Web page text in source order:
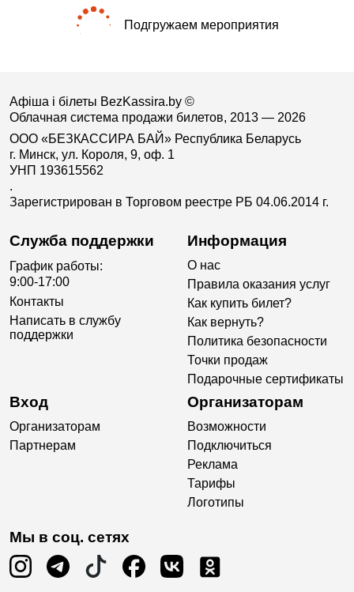
Подгружаем мероприятия
Афіша і білеты BezKassira.by ©
Облачная система продажи билетов, 2013 — 2026
ООО «БЕЗКАССИРА БАЙ» Республика Беларусь
г. Минск, ул. Короля, 9, оф. 1
УНП 193615562
.
Зарегистрирован в Торговом реестре РБ 04.06.2014 г.
Служба поддержки
График работы:
9:00-17:00
Контакты
Написать в службу
поддержки
Информация
О нас
Правила оказания услуг
Как купить билет?
Как вернуть?
Политика безопасности
Точки продаж
Подарочные сертификаты
Вход
Организаторам
Партнерам
Организаторам
Возможности
Подключиться
Реклама
Тарифы
Логотипы
Мы в соц. сетях